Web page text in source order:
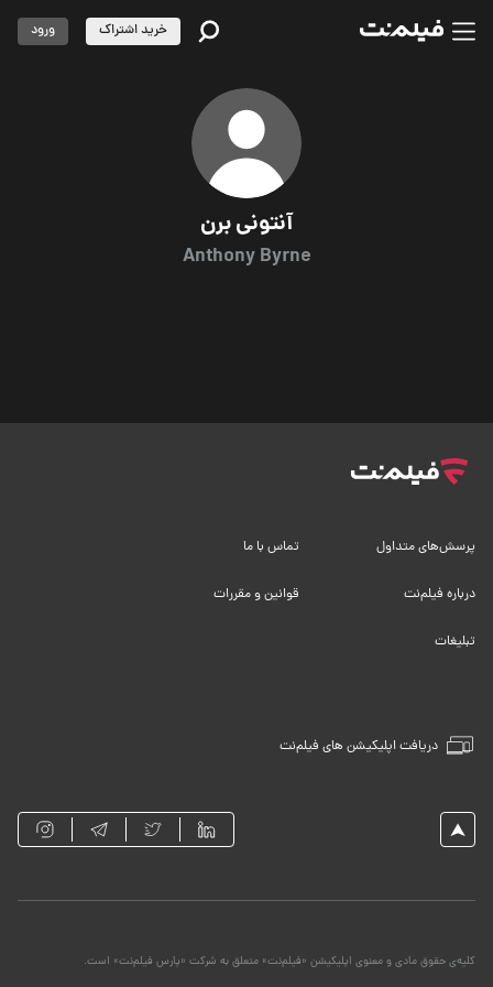
آنتونی برن
Anthony Byrne
خرید اشتراک ورود
دریافت اپلیکیشن های فیلم‌نت
پرسش‌های متداول تماس با ما
درباره فیلم‌نت قوانین و مقررات
تبلیغات
کلیه‌ی حقوق مادی و معنوی اپلیکیشن «فیلم‌نت» متعلق به شرکت «پارس فیلم‌نت» است.